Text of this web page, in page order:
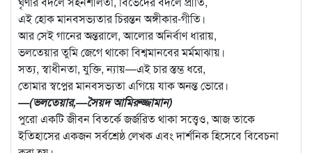
এই হোক মানবসভ্যতার চিরন্তন অঙ্গীকার-গীতি।
আর সেই গানের অন্তরালে, আলোর অনির্বাণ ধারায়,
ভলতেয়ার তুমি জেগে থাকো বিশ্বমানবের মর্মমাঝায়।
সত্য, স্বাধীনতা, যুক্তি, ন্যায়—এই চার স্তম্ভ ধরে,
তোমার স্বপ্নের মানবসভ্যতা এগিয়ে যাক অনন্ত ভোরে।
—(ভলতেয়ার,—সৈয়দ আমিরুজ্জামান)
পুরো একটি জীবন বিতর্কে জর্জরিত থাকা সত্ত্বেও, আজ তাকে
ইতিহাসের একজন সর্বশ্রেষ্ঠ লেখক এবং দার্শনিক হিসেবে বিবেচনা